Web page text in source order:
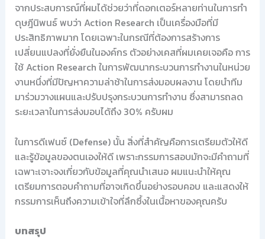
จากประสบการณ์ที่ผมได้ช่วยว่าที่ดอกเตอร์หลายท่านในการทำ
ดุษฎีนิพนธ์ พบว่า Action Research เป็นเครื่องมือที่มี
ประสิทธิภาพมาก โดยเฉพาะในกรณีที่ต้องการสร้างการ
เปลี่ยนแปลงที่ยั่งยืนในองค์กร ตัวอย่างเคสที่ผมเคยเจอคือ การ
ใช้ Action Research ในการพัฒนากระบวนการทำงานในหน่วย
งานหนึ่งที่มีปัญหาความล่าช้าในการส่งมอบผลงาน โดยนำทีม
มาร่วมวางแผนและปรับปรุงกระบวนการทำงาน ซึ่งสามารถลด
ระยะเวลาในการส่งมอบได้ถึง 30% ครับผม
ในการดีเฟนซ์ (Defense) นั้น สิ่งที่สำคัญคือการเตรียมตัวให้ดี
และรู้ข้อมูลของตนเองให้ดี เพราะกรรมการสอบมักจะมีคำถามที่
เฉพาะเจาะจงเกี่ยวกับข้อมูลที่คุณนำเสนอ ผมแนะนำให้คุณ
เตรียมการตอบคำถามที่อาจเกิดขึ้นอย่างรอบคอบ และแสดงให้
กรรมการเห็นถึงความเข้าใจที่ลึกซึ้งในเนื้อหาของคุณครับ
บทสรุป